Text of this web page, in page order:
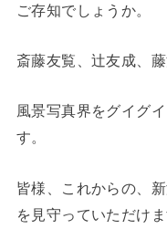
ご存知でしょうか。
斎藤友覧、辻友成、
風景写真界をグイグ
す。
皆様、これからの、
を見守っていただけ